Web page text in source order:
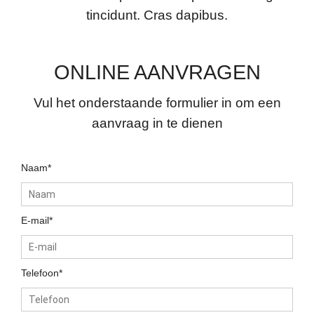
tincidunt. Cras dapibus.
ONLINE AANVRAGEN
Vul het onderstaande formulier in om een
aanvraag in te dienen
Naam*
E-mail*
Telefoon*